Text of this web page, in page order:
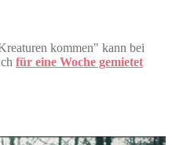
kommen" kann bei
für eine Woche gemietet